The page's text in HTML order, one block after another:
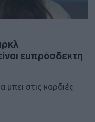
ευπρόσδεκτη
μπει στις καρδιές